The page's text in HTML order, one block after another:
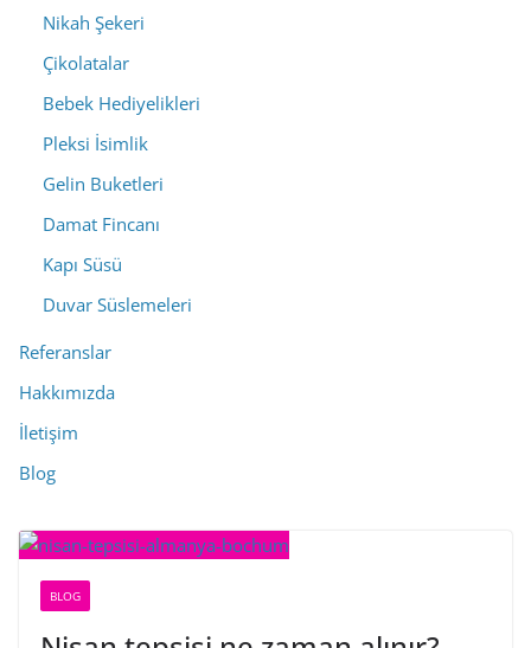
Nikah Şekeri
Çikolatalar
Bebek Hediyelikleri
Pleksi İsimlik
Gelin Buketleri
Damat Fincanı
Kapı Süsü
Duvar Süslemeleri
Referanslar
Hakkımızda
İletişim
Blog
BLOG